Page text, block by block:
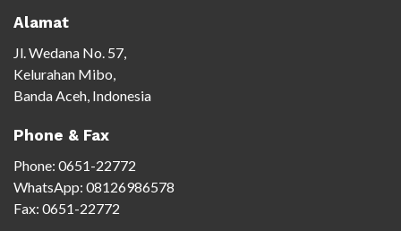
Alamat
Jl. Wedana No. 57,
Kelurahan Mibo,
Banda Aceh, Indonesia
Phone & Fax
Phone: 0651-22772
WhatsApp: 08126986578
Fax: 0651-22772